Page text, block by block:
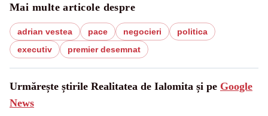
Mai multe articole despre
adrian vestea pace negocieri
politica
executiv
premier desemnat
Urmărește știrile Realitatea de Ialomita și pe Google
News